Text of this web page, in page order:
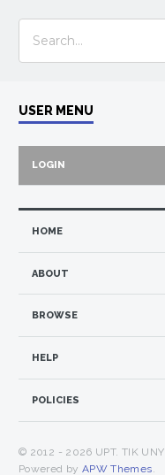
USER MENU
LOGIN
HOME
ABOUT
BROWSE
HELP
POLICIES
© 2012 - 2026 UPT. TIK UNY
Powered by APW Themes